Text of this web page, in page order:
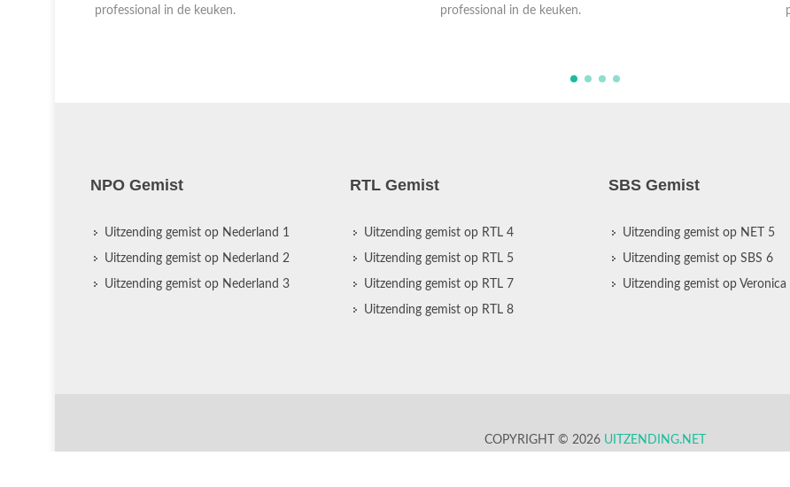
professional in de keuken.
professional in de keuken.
NPO Gemist
Uitzending gemist op Nederland 1
Uitzending gemist op Nederland 2
Uitzending gemist op Nederland 3
RTL Gemist
Uitzending gemist op RTL 4
Uitzending gemist op RTL 5
Uitzending gemist op RTL 7
Uitzending gemist op RTL 8
SBS Gemist
Uitzending gemist op NET 5
Uitzending gemist op SBS 6
Uitzending gemist op Veronica
COPYRIGHT © 2026 UITZENDING.NET